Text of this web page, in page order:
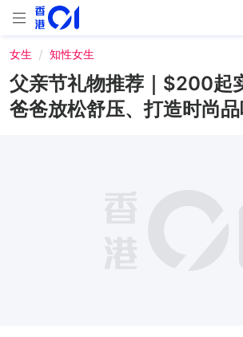
女生 知性女生
父亲节礼物推荐｜$200起
爸爸放松舒压、打造时尚